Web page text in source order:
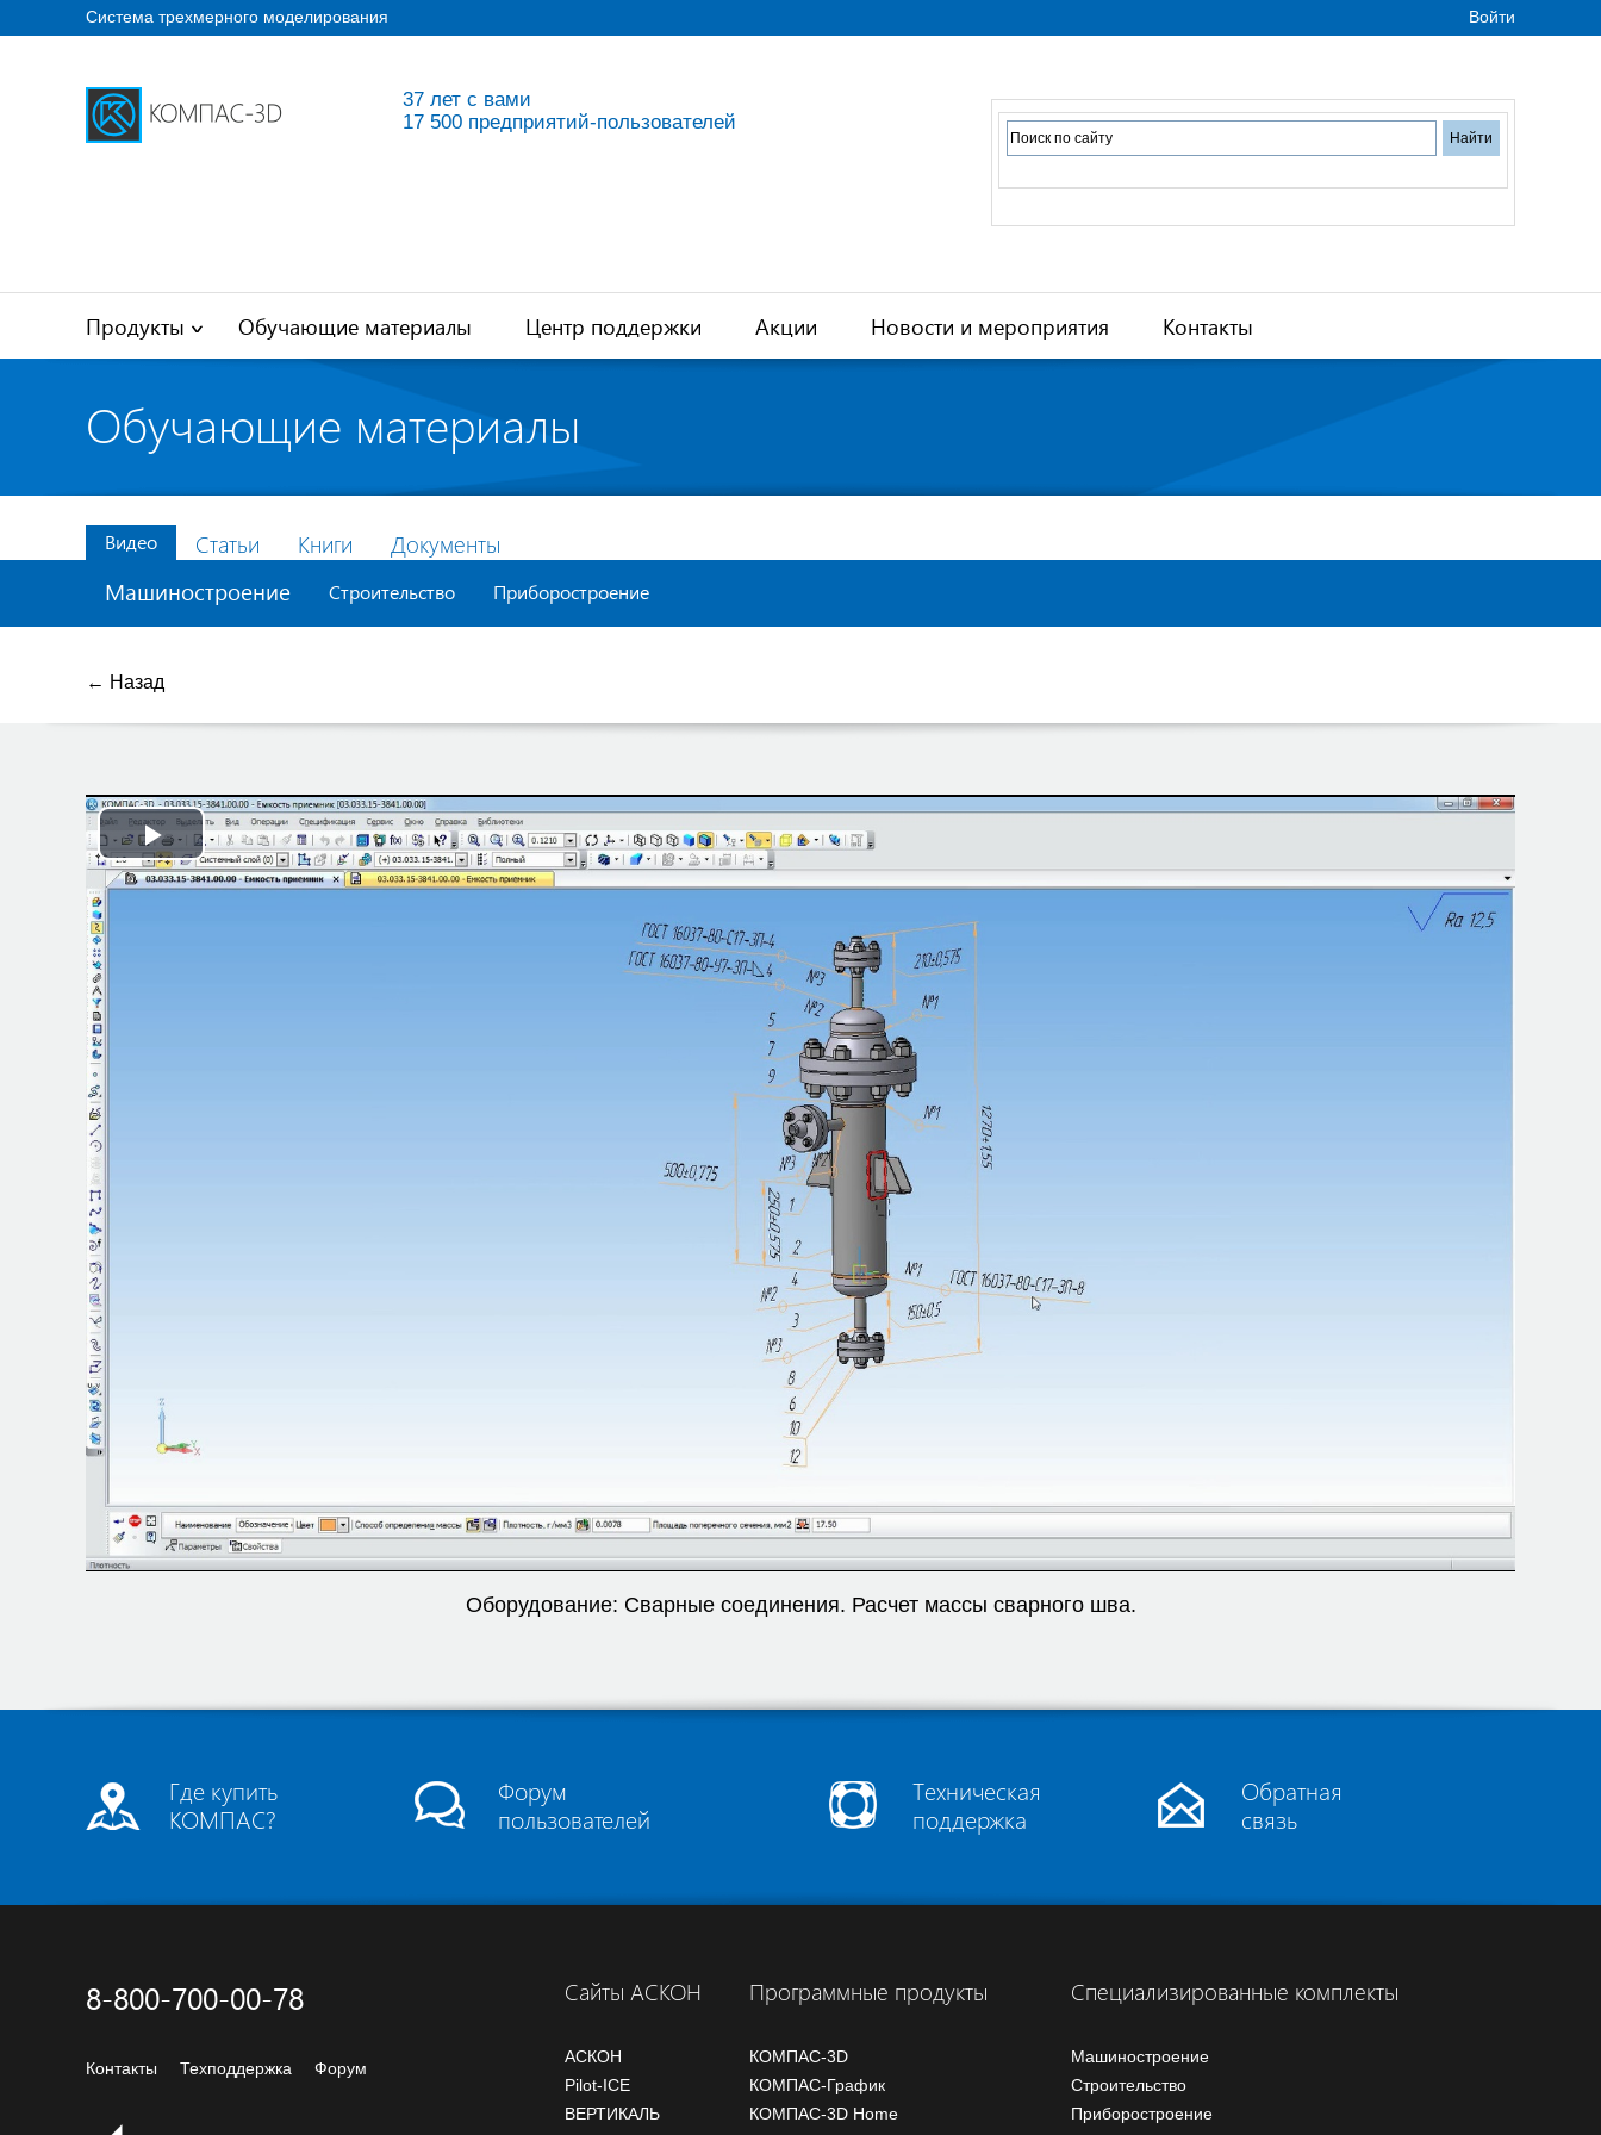
Система трехмерного моделирования Войти
37 лет с вами
17 500 предприятий-пользователей
Продукты Обучающие материалы Центр поддержки Акции Новости и мероприятия Контакты
Обучающие материалы
Видео
Машиностроение Строительство Приборостроение
Статьи Книги Документы
← Назад
Play
Оборудование: Сварные соединения. Расчет массы сварного шва.
Где купить
КОМПАС?
Форум
пользователей
Техническая
поддержка
Обратная
связь
8-800-700-00-78
Контакты Техподдержка Форум
Сайты АСКОН
АСКОН
Pilot-ICE
ВЕРТИКАЛЬ
Программные продукты
КОМПАС-3D
КОМПАС-График
КОМПАС-3D Home
Специализированные комплекты
Машиностроение
Строительство
Приборостроение